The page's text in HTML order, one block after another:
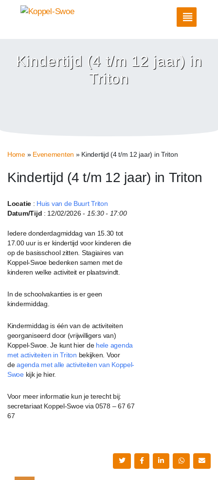
Kindertijd (4 t/m 12 jaar) in
Triton
Home» Evenementen » Kindertijd (4 t/m 12 jaar) in Triton
Kindertijd (4 t/m 12 jaar) in Triton
Locatie : Huis van de Buurt Triton
Datum/Tijd : 12/02/2026 - 15:30 - 17:00
Iedere donderdagmiddag van 15.30 tot
17.00 uur is er kindertijd voor kinderen die
op de basisschool zitten. Stagiaires van
Koppel-Swoe bedenken samen met de
kinderen welke activiteit er plaatsvindt.
In de schoolvakanties is er geen
kindermiddag.
Kindermiddag is één van de activiteiten
georganiseerd door (vrijwilligers van)
Koppel-Swoe. Je kunt hier de hele agenda
met activiteiten in Triton bekijken. Voor
deagenda met alle activiteiten van Koppel-
Swoekijk je hier.
Voor meer informatie kun je terecht bij:
secretariaat Koppel-Swoe via 0578 – 67 67
67